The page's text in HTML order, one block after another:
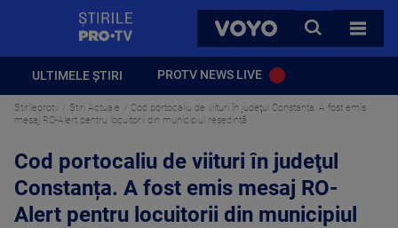
VOYO
CAUTA
TOATE
ULTIMELE ȘTIRI PROTV NEWS LIVE
Stirileprotv Știri Actuale
Cod portocaliu de viituri în judeţul Constanța. A fost emis
mesaj RO-Alert pentru locuitorii din municipiul reședință
Cod portocaliu de viituri în judeţul
Constanța. A fost emis mesaj RO-
Alert pentru locuitorii din municipiul